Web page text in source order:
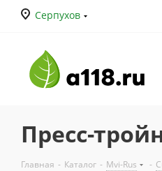
Серпухов
Пресс-
Главная - Каталог - Mvi-Rus -